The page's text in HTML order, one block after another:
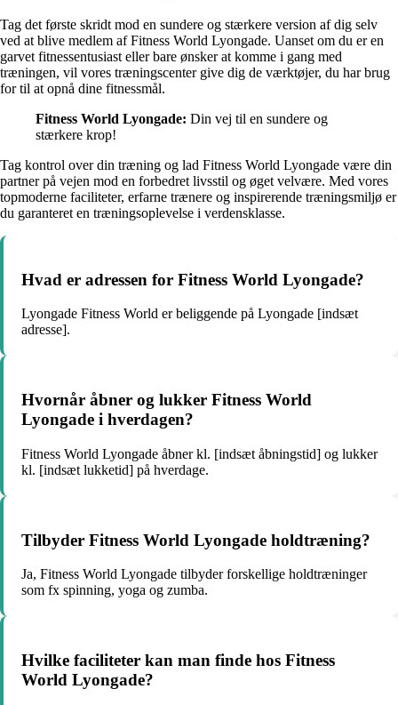
Tag det første skridt mod en sundere og stærkere version af dig selv
ved at blive medlem af Fitness World Lyongade. Uanset om du er en
garvet fitnessentusiast eller bare ønsker at komme i gang med
træningen, vil vores træningscenter give dig de værktøjer, du har brug
for til at opnå dine fitnessmål.
Fitness World Lyongade: Din vej til en sundere og
stærkere krop!
Tag kontrol over din træning og lad Fitness World Lyongade være din
partner på vejen mod en forbedret livsstil og øget velvære. Med vores
topmoderne faciliteter, erfarne trænere og inspirerende træningsmiljø er
du garanteret en træningsoplevelse i verdensklasse.
Hvad er adressen for Fitness World Lyongade?
Lyongade Fitness World er beliggende på Lyongade [indsæt
adresse].
Hvornår åbner og lukker Fitness World
Lyongade i hverdagen?
Fitness World Lyongade åbner kl. [indsæt åbningstid] og lukker
kl. [indsæt lukketid] på hverdage.
Tilbyder Fitness World Lyongade holdtræning?
Ja, Fitness World Lyongade tilbyder forskellige holdtræninger
som fx spinning, yoga og zumba.
Hvilke faciliteter kan man finde hos Fitness
World Lyongade?